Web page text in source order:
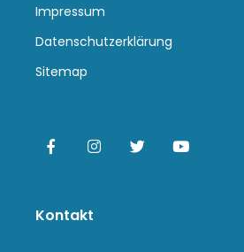
Impressum
Datenschutzerklärung
Sitemap
Kontakt